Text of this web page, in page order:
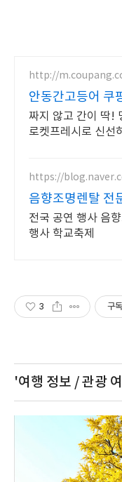
http://
안동간고등어 쿠
소한 맛
짜지 않고 간이 딱!
로켓프레시로 신선
https://
음향조명렌탈 전
전국 공연 행사 음
행사 학교축제
3 구
'여행 정보 / 관광